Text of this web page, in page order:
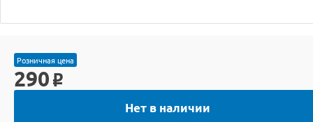
Розничная цена
290 o
Нет в наличии